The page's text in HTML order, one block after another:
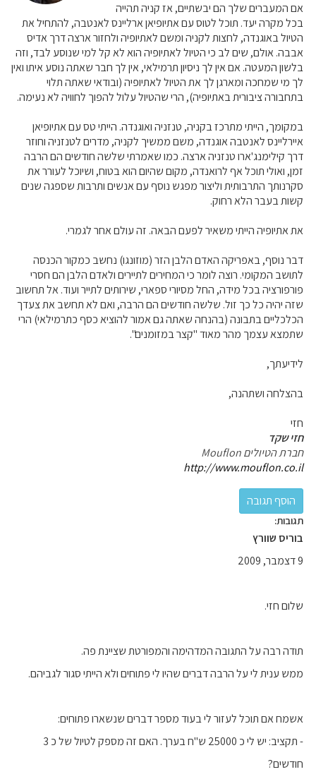
אם המעברים שלך הם יבשתיים, אז קניה תהייה
בכל מקרה יעד. תוכל לטוס עם אתיופיאן ארליינס לאנטבה, להתחיל את
הטיול באוגנדה, לחצות לקניה ומשם לאתיופיה ולחזור ארצה דרך אדיס
אבבה. אולם, שים לב כי הטיול לאתיופיה הוא לא קל למי שנוסע לבד, וזה
בלשון המעטה. אם אין לך ניסיון תרמילאי, אין לך חבר שאתה נוסע איתו ואין
לך מי שמחכה ומארגן לך את הטיול לאתיופיה (ובודאי שאתה תלוי
בתחבורה ציבורית באתיופיה), הרי שהטיול עלול להפוך לחוויה לא נעימה.
במקומך, הייתי מתרכז בקניה, טנזניה ואוגנדה. הייתי טס עם אתיופיאן
איירליינס לאנטבה אוגנדה, משם ממשיך לקניה, מדרים לטנזניה וחוזר
דרך קילימנג'ארו טנזניה ארצה. כמו שאמרתי שלשה חודשים הם הרבה
זמן, ואולי תוכל אף לרואנדה, מקום שהיום הוא בטוח, ושיוכל לעורר את
סקרנותך התרבותית וליצור מפגש נוסף עם אנשים ותרבות שספגה שנים
קשות בעבר הלא רחוק.
את אתיופיה הייתי משאיר לפעם הבאה. זה עולם אחר לגמרי.
דבר נוסף, באפריקה האדם הלבן הזר (מוזונגו) נחשב כמקור הכנסה
לתושב המקומי. רוצה לומר כי המחירים לתיירים ולאדם הלבן הם חסרי
פורפורציה בכל מידה, החל מסיורי ספארי, שירותים לתייר ועוד. אל תחשוב
שזה יהיה כל כך זול. שלשה חודשים הם הרבה, ואם לא תחשב את צעדך
הכלכליים בתבונה (בהנחה שאתה גם אמור להוציא כסף כתרמילאי) הרי
שתמצא עצמך מהר מאוד "קצר במזומנים".
לידיעתך,
בהצלחה ושתהנה,
חזי
חזי שקד
חברת הטיולים Mouflon
http://www.mouflon.co.il
תגובות:
בוריס שוורץ
9 דצמבר, 2009
שלום חזי.
תודה רבה על התגובה המדהימה והמפורטת שציינת פה.
ממש ענית לי על הרבה דברים שהיו לי פתוחים ולא הייתי סגור לגביהם.
אשמח אם תוכל לעזור לי בעוד מספר דברים שנשארו פתוחים:
- תקציב: יש לי כ 25000 ש"ח בערך. האם זה מספק לטיול של כ 3
חודשים?